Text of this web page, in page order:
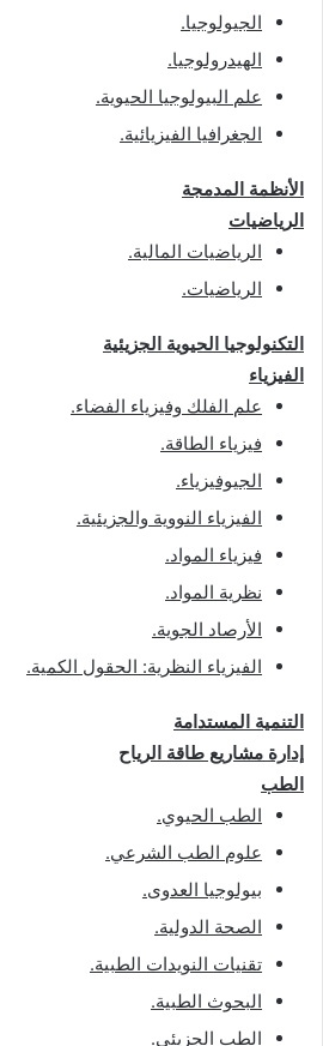
الجيولوجيا.
الهيدرولوجيا.
علم البيولوجيا الحيوية.
الجغرافيا الفيزيائية.
الأنظمة المدمجة
الرياضيات
الرياضيات المالية.
الرياضيات.
التكنولوجيا الحيوية الجزيئية
الفيزياء
علم الفلك وفيزياء الفضاء.
فيزياء الطاقة.
الجيوفيزياء.
الفيزياء النووية والجزيئية.
فيزياء المواد.
نظرية المواد.
الأرصاد الجوية.
الفيزياء النظرية: الحقول الكمية.
التنمية المستدامة
إدارة مشاريع طاقة الرياح
الطب
الطب الحيوي.
علوم الطب الشرعي.
بيولوجيا العدوى.
الصحة الدولية.
تقنيات النويدات الطبية.
البحوث الطبية.
الطب الجزيئي.